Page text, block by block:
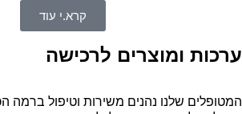
קרא.י עוד
ערכות ומוצרים לרכישה
המטופלים שלנו נהנים משירות וטיפול ברמה